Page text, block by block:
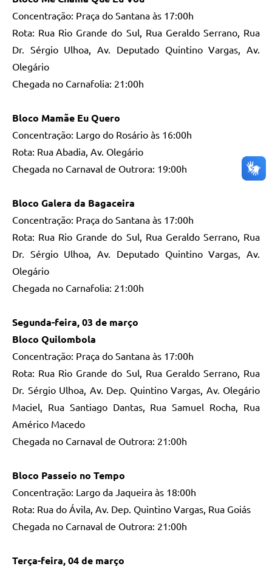
Concentração: Praça do Santana às 17:00h
Rota: Rua Rio Grande do Sul, Rua Geraldo Serrano, Rua
Dr. Sérgio Ulhoa, Av. Deputado Quintino Vargas, Av.
Olegário
Chegada no Carnafolia: 21:00h
Bloco Mamãe Eu Quero
Concentração: Largo do Rosário às 16:00h
Rota: Rua Abadia, Av. Olegário
Chegada no Carnaval de Outrora: 19:00h
Bloco Galera da Bagaceira
Concentração: Praça do Santana às 17:00h
Rota: Rua Rio Grande do Sul, Rua Geraldo Serrano, Rua
Dr. Sérgio Ulhoa, Av. Deputado Quintino Vargas, Av.
Olegário
Chegada no Carnafolia: 21:00h
Segunda-feira, 03 de março
Bloco Quilombola
Concentração: Praça do Santana às 17:00h
Rota: Rua Rio Grande do Sul, Rua Geraldo Serrano, Rua
Dr. Sérgio Ulhoa, Av. Dep. Quintino Vargas, Av. Olegário
Maciel, Rua Santiago Dantas, Rua Samuel Rocha, Rua
Américo Macedo
Chegada no Carnaval de Outrora: 21:00h
Bloco Passeio no Tempo
Concentração: Largo da Jaqueira às 18:00h
Rota: Rua do Ávila, Av. Dep. Quintino Vargas, Rua Goiás
Chegada no Carnaval de Outrora: 21:00h
Terça-feira, 04 de março